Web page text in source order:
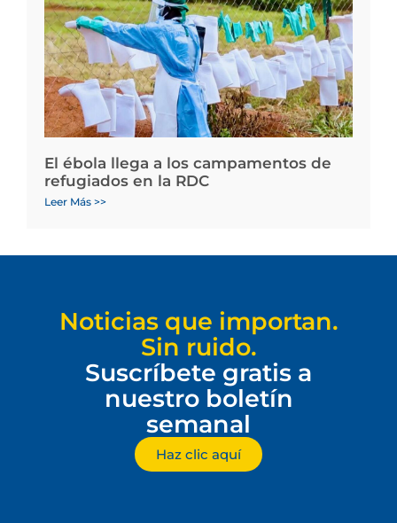
El ébola llega a los campamentos de
refugiados en la RDC
Leer Más >>
Noticias que importan.
Sin ruido.
Suscríbete gratis a
nuestro boletín
semanal
Haz clic aquí